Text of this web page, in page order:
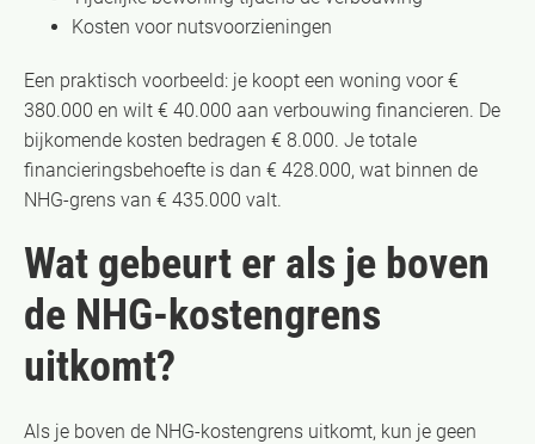
Kosten voor nutsvoorzieningen
Een praktisch voorbeeld: je koopt een woning voor €
380.000 en wilt € 40.000 aan verbouwing financieren. De
bijkomende kosten bedragen € 8.000. Je totale
financieringsbehoefte is dan € 428.000, wat binnen de
NHG-grens van € 435.000 valt.
Wat gebeurt er als je boven
de NHG-kostengrens
uitkomt?
Als je boven de NHG-kostengrens uitkomt, kun je geen